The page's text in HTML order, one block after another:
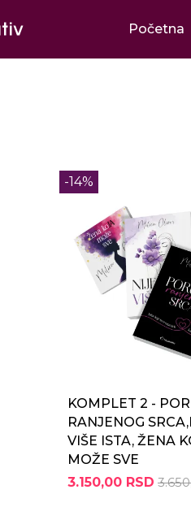
Početna
-14%
KOMPLET 2 -
RANJENOG
VIŠE ISTA, ŽENA
MOŽE SVE
3.150,00 RSD